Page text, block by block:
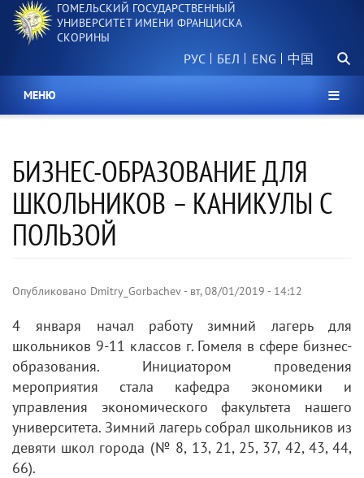
Перейти
основному
ГОМЕЛЬСКИЙ ГОСУДАРСТВЕННЫЙ
УНИВЕРСИТЕТ ИМЕНИ ФРАНЦИСКА
СКОРИНЫ
РУС БЕЛ 中国
МЕНЮ
БИЗНЕС-ОБРАЗОВАНИЕ ДЛЯ
ШКОЛЬНИКОВ – КАНИКУЛЫ С
ПОЛЬЗОЙ
Опубликовано Dmitry_Gorbachev- вт, 08/01/2019 - 14:12
4 января начал работу зимний лагерь для
школьников 9-11 классов г. Гомеля в сфере бизнес-
образования. Инициатором проведения
мероприятия стала кафедра экономики и
управления экономического факультета нашего
университета. Зимний лагерь собрал школьников из
девяти школ города (№ 8, 13, 21, 25, 37, 42, 43, 44,
66).